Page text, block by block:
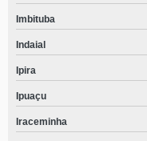
Imbituba
Indaial
Ipira
Ipuaçu
Iraceminha